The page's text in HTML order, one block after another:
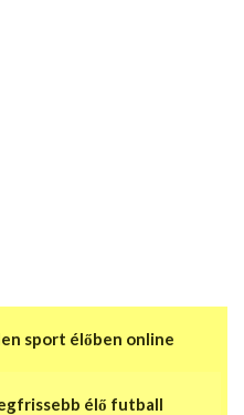
sport élőben online
élő futball